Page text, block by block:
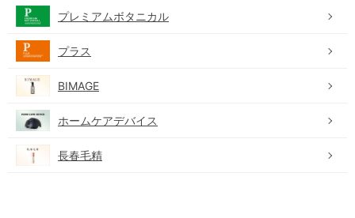
プレミアムボタニカル
プラス
BIMAGE
ホームケアデバイス
長春毛精